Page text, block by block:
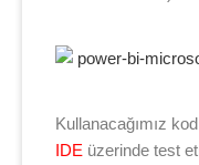
Kullanacağımız
IDE üzerinde test